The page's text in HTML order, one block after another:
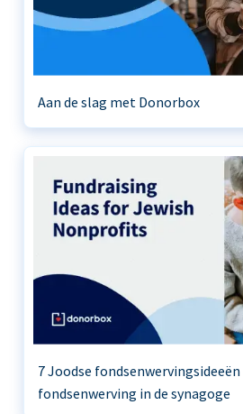
Aan de slag met Donorbox
7 Joodse
fondsenwerving in de synagoge